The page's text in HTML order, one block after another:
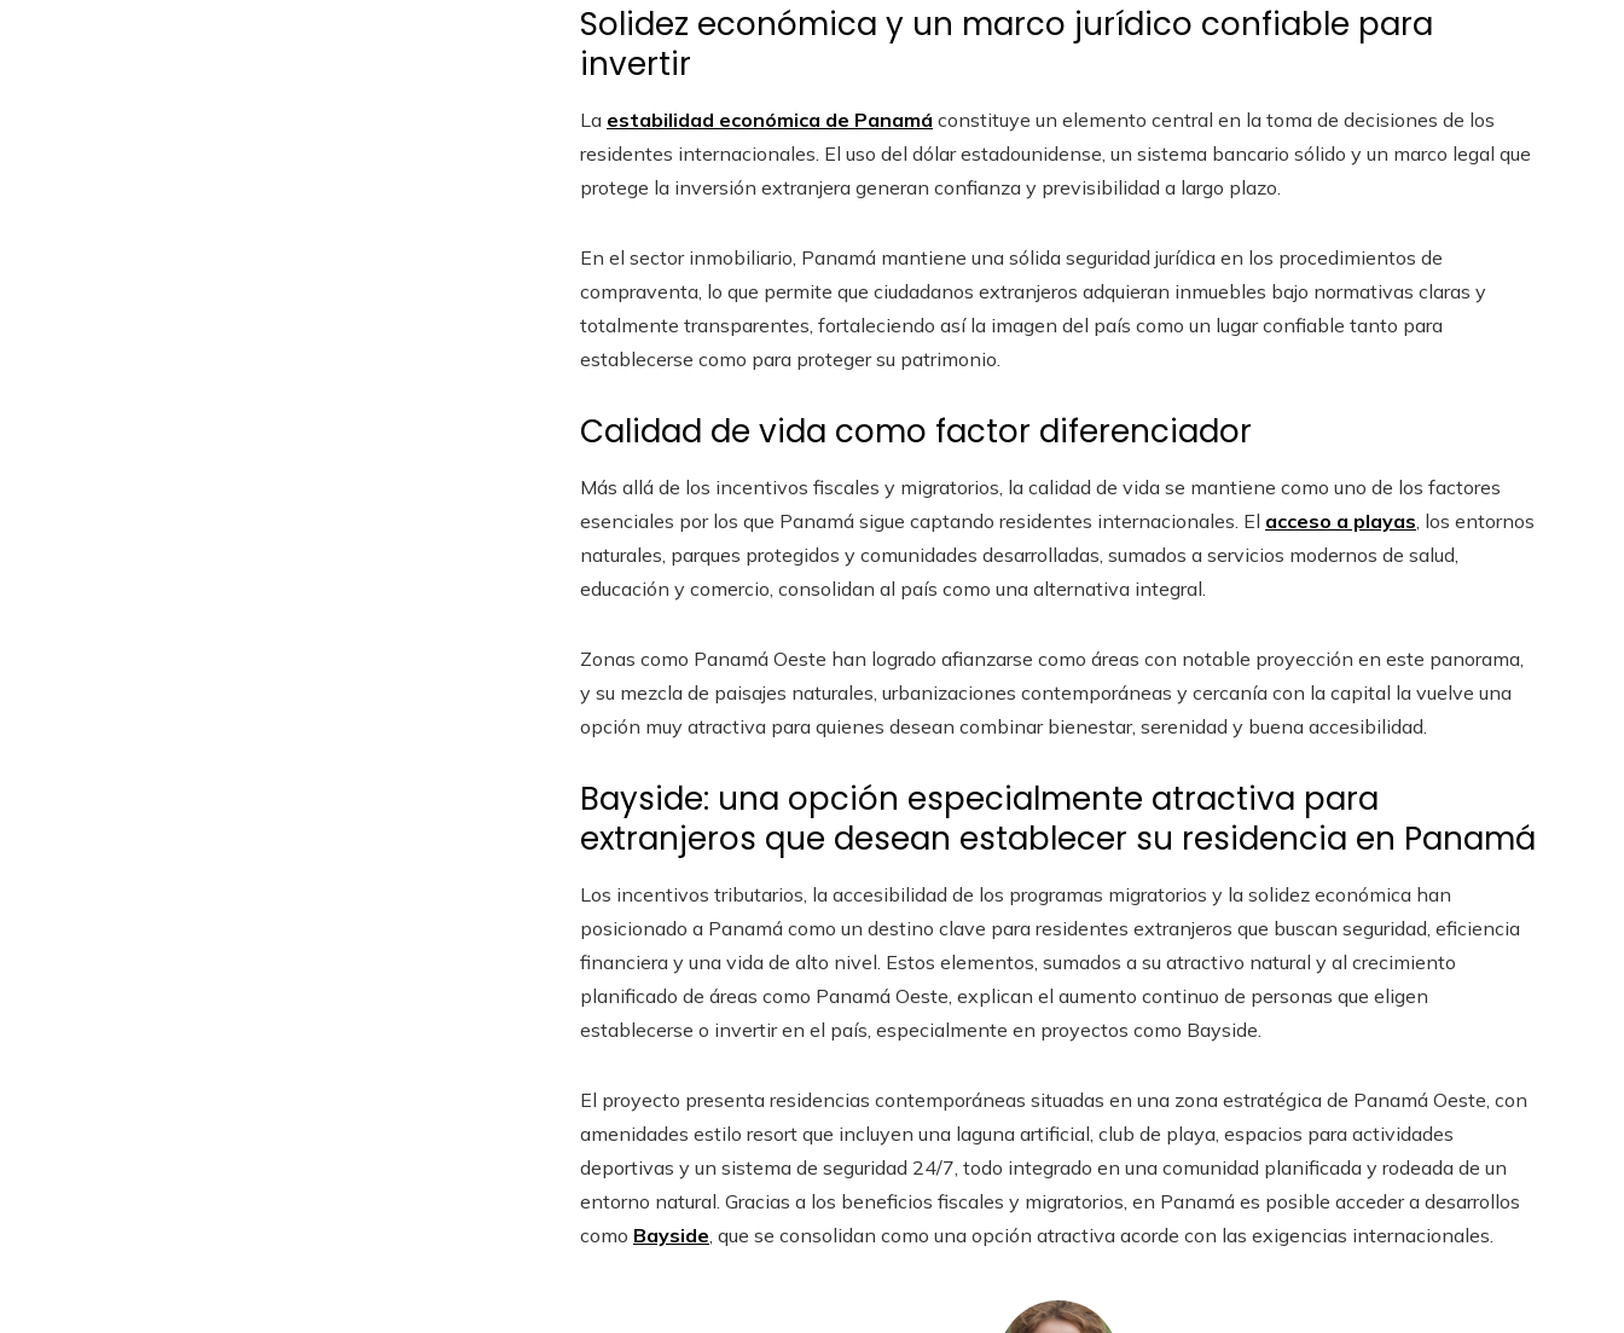
Solidez económica y un marco jurídico confiable para
invertir
La estabilidad económica de Panamá constituye un elemento central en la toma de decisiones de los
residentes internacionales. El uso del dólar estadounidense, un sistema bancario sólido y un marco legal que
protege la inversión extranjera generan confianza y previsibilidad a largo plazo.
En el sector inmobiliario, Panamá mantiene una sólida seguridad jurídica en los procedimientos de
compraventa, lo que permite que ciudadanos extranjeros adquieran inmuebles bajo normativas claras y
totalmente transparentes, fortaleciendo así la imagen del país como un lugar confiable tanto para
establecerse como para proteger su patrimonio.
Calidad de vida como factor diferenciador
Más allá de los incentivos fiscales y migratorios, la calidad de vida se mantiene como uno de los factores
esenciales por los que Panamá sigue captando residentes internacionales. El acceso a playas , los entornos
naturales, parques protegidos y comunidades desarrolladas, sumados a servicios modernos de salud,
educación y comercio, consolidan al país como una alternativa integral.
Zonas como Panamá Oeste han logrado afianzarse como áreas con notable proyección en este panorama,
y su mezcla de paisajes naturales, urbanizaciones contemporáneas y cercanía con la capital la vuelve una
opción muy atractiva para quienes desean combinar bienestar, serenidad y buena accesibilidad.
Bayside: una opción especialmente atractiva para
extranjeros que desean establecer su residencia en Panamá
Los incentivos tributarios, la accesibilidad de los programas migratorios y la solidez económica han
posicionado a Panamá como un destino clave para residentes extranjeros que buscan seguridad, eficiencia
financiera y una vida de alto nivel. Estos elementos, sumados a su atractivo natural y al crecimiento
planificado de áreas como Panamá Oeste, explican el aumento continuo de personas que eligen
establecerse o invertir en el país, especialmente en proyectos como Bayside.
El proyecto presenta residencias contemporáneas situadas en una zona estratégica de Panamá Oeste, con
amenidades estilo resort que incluyen una laguna artificial, club de playa, espacios para actividades
deportivas y un sistema de seguridad 24/7, todo integrado en una comunidad planificada y rodeada de un
entorno natural. Gracias a los beneficios fiscales y migratorios, en Panamá es posible acceder a desarrollos
como Bayside , que se consolidan como una opción atractiva acorde con las exigencias internacionales.